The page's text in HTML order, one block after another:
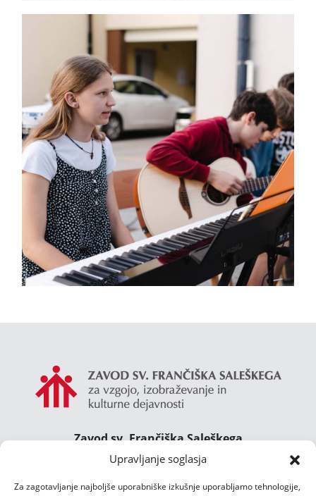
Upravljanje soglasja
Za zagotavljanje najboljše uporabniške izkušnje uporabljamo tehnologije,
Zavod sv. Frančiška Saleškega
Gimnazija Želimlje ° Dom Janeza Boska ° Majcnov
Želimlje 46, 1291 Škofljica